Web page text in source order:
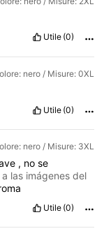
Utile (0)
nero / Misure: 0XL
Utile (0)
nero / Misure: 3XL
, no se
a las imágenes del
Utile (0)